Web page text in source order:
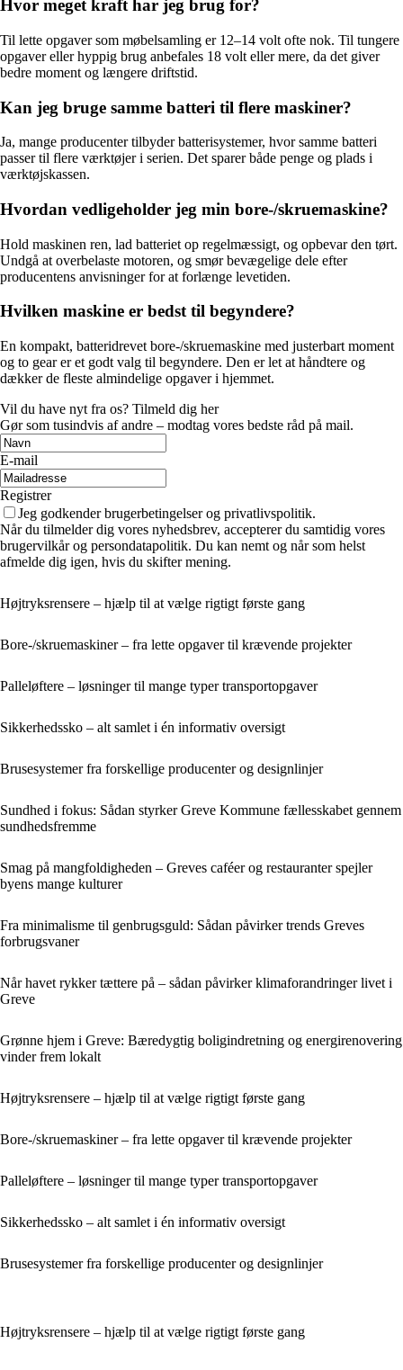
Hvor meget kraft har jeg brug for?
Til lette opgaver som møbelsamling er 12–14 volt ofte nok. Til tungere
opgaver eller hyppig brug anbefales 18 volt eller mere, da det giver
bedre moment og længere driftstid.
Kan jeg bruge samme batteri til flere maskiner?
Ja, mange producenter tilbyder batterisystemer, hvor samme batteri
passer til flere værktøjer i serien. Det sparer både penge og plads i
værktøjskassen.
Hvordan vedligeholder jeg min bore-/skruemaskine?
Hold maskinen ren, lad batteriet op regelmæssigt, og opbevar den tørt.
Undgå at overbelaste motoren, og smør bevægelige dele efter
producentens anvisninger for at forlænge levetiden.
Hvilken maskine er bedst til begyndere?
En kompakt, batteridrevet bore-/skruemaskine med justerbart moment
og to gear er et godt valg til begyndere. Den er let at håndtere og
dækker de fleste almindelige opgaver i hjemmet.
Vil du have nyt fra os? Tilmeld dig her
Gør som tusindvis af andre – modtag vores bedste råd på mail.
E-mail
Registrer
Jeg godkender brugerbetingelser og privatlivspolitik.
Når du tilmelder dig vores nyhedsbrev, accepterer du samtidig vores
brugervilkår og persondatapolitik. Du kan nemt og når som helst
afmelde dig igen, hvis du skifter mening.
Højtryksrensere – hjælp til at vælge rigtigt første gang
Bore-/skruemaskiner – fra lette opgaver til krævende projekter
Palleløftere – løsninger til mange typer transportopgaver
Sikkerhedssko – alt samlet i én informativ oversigt
Brusesystemer fra forskellige producenter og designlinjer
Sundhed i fokus: Sådan styrker Greve Kommune fællesskabet gennem
sundhedsfremme
Smag på mangfoldigheden – Greves caféer og restauranter spejler
byens mange kulturer
Fra minimalisme til genbrugsguld: Sådan påvirker trends Greves
forbrugsvaner
Når havet rykker tættere på – sådan påvirker klimaforandringer livet i
Greve
Grønne hjem i Greve: Bæredygtig boligindretning og energirenovering
vinder frem lokalt
Højtryksrensere – hjælp til at vælge rigtigt første gang
Bore-/skruemaskiner – fra lette opgaver til krævende projekter
Palleløftere – løsninger til mange typer transportopgaver
Sikkerhedssko – alt samlet i én informativ oversigt
Brusesystemer fra forskellige producenter og designlinjer
Højtryksrensere – hjælp til at vælge rigtigt første gang